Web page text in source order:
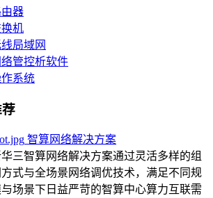
器
机
局域网
络管控析软件
系统
智算网络解决方案
三智算网络解决方案通过灵活多样的组
方式与全场景网络调优技术，满足不同规
场景下日益严苛的智算中心算力互联需